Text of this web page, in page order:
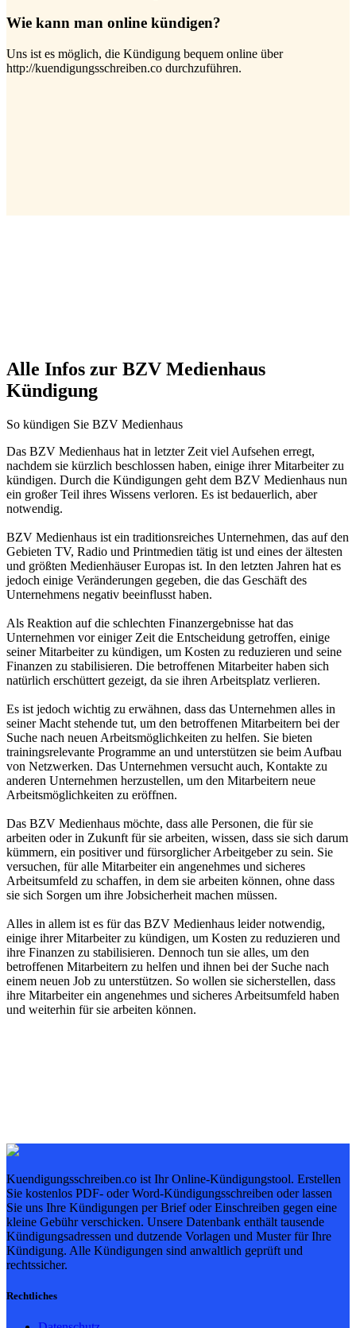
Wie kann man online kündigen?
Uns ist es möglich, die Kündigung bequem online über
http://kuendigungsschreiben.co durchzuführen.
Alle Infos zur BZV Medienhaus
Kündigung
So kündigen Sie BZV Medienhaus
Das BZV Medienhaus hat in letzter Zeit viel Aufsehen erregt,
nachdem sie kürzlich beschlossen haben, einige ihrer Mitarbeiter zu
kündigen. Durch die Kündigungen geht dem BZV Medienhaus nun
ein großer Teil ihres Wissens verloren. Es ist bedauerlich, aber
notwendig.
BZV Medienhaus ist ein traditionsreiches Unternehmen, das auf den
Gebieten TV, Radio und Printmedien tätig ist und eines der ältesten
und größten Medienhäuser Europas ist. In den letzten Jahren hat es
jedoch einige Veränderungen gegeben, die das Geschäft des
Unternehmens negativ beeinflusst haben.
Als Reaktion auf die schlechten Finanzergebnisse hat das
Unternehmen vor einiger Zeit die Entscheidung getroffen, einige
seiner Mitarbeiter zu kündigen, um Kosten zu reduzieren und seine
Finanzen zu stabilisieren. Die betroffenen Mitarbeiter haben sich
natürlich erschüttert gezeigt, da sie ihren Arbeitsplatz verlieren.
Es ist jedoch wichtig zu erwähnen, dass das Unternehmen alles in
seiner Macht stehende tut, um den betroffenen Mitarbeitern bei der
Suche nach neuen Arbeitsmöglichkeiten zu helfen. Sie bieten
trainingsrelevante Programme an und unterstützen sie beim Aufbau
von Netzwerken. Das Unternehmen versucht auch, Kontakte zu
anderen Unternehmen herzustellen, um den Mitarbeitern neue
Arbeitsmöglichkeiten zu eröffnen.
Das BZV Medienhaus möchte, dass alle Personen, die für sie
arbeiten oder in Zukunft für sie arbeiten, wissen, dass sie sich darum
kümmern, ein positiver und fürsorglicher Arbeitgeber zu sein. Sie
versuchen, für alle Mitarbeiter ein angenehmes und sicheres
Arbeitsumfeld zu schaffen, in dem sie arbeiten können, ohne dass
sie sich Sorgen um ihre Jobsicherheit machen müssen.
Alles in allem ist es für das BZV Medienhaus leider notwendig,
einige ihrer Mitarbeiter zu kündigen, um Kosten zu reduzieren und
ihre Finanzen zu stabilisieren. Dennoch tun sie alles, um den
betroffenen Mitarbeitern zu helfen und ihnen bei der Suche nach
einem neuen Job zu unterstützen. So wollen sie sicherstellen, dass
ihre Mitarbeiter ein angenehmes und sicheres Arbeitsumfeld haben
und weiterhin für sie arbeiten können.
Kuendigungsschreiben.co ist Ihr Online-Kündigungstool. Erstellen
Sie kostenlos PDF- oder Word-Kündigungsschreiben oder lassen
Sie uns Ihre Kündigungen per Brief oder Einschreiben gegen eine
kleine Gebühr verschicken. Unsere Datenbank enthält tausende
Kündigungsadressen und dutzende Vorlagen und Muster für Ihre
Kündigung. Alle Kündigungen sind anwaltlich geprüft und
rechtssicher.
Rechtliches